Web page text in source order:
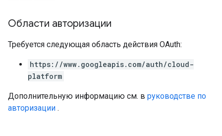
Области авторизации
Требуется следующая область действия OAuth:
https://www.googleapis.com/auth/cloud-
platform
Дополнительную информацию см. в руководстве по
авторизации .